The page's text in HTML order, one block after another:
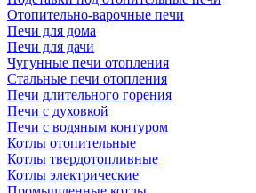
Отопительно-варочные печи
Печи для дома
Печи для дачи
Чугунные печи отопления
Стальные печи отопления
Печи длительного горения
Печи с духовкой
Печи с водяным контуром
Котлы отопительные
Котлы твердотопливные
Котлы электрические